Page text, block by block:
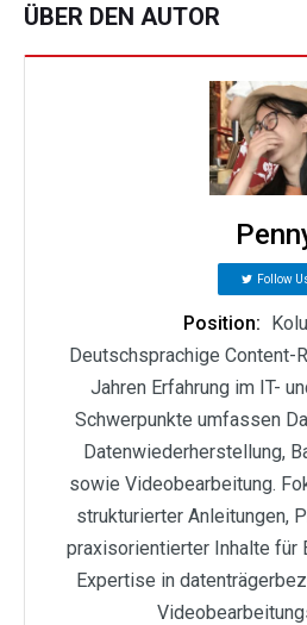
ÜBER DEN AUTOR
Follow
Position:
Deutschsprachige Content-
Jahren Erfahrung im IT-
Schwerpunkte umfassen
Datenwiederherstellung,
sowie Videobearbeitung.
strukturierter Anleitungen,
praxisorientierter Inhalte für
Expertise in